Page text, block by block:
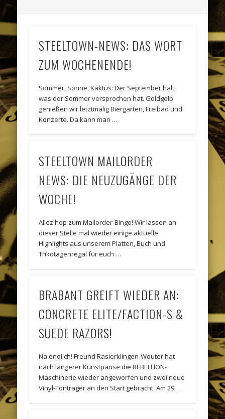
STEELTOWN-NEWS: DAS WORT
ZUM WOCHENENDE!
Sommer, Sonne, Kaktus: Der September hält,
was der Sommer versprochen hat. Goldgelb
genießen wir letztmalig Biergarten, Freibad und
Konzerte. Da kann man …
STEELTOWN MAILORDER
NEWS: DIE NEUZUGÄNGE DER
WOCHE!
Allez hop zum Mailorder-Bingo! Wir lassen an
dieser Stelle mal wieder einige aktuelle
Highlights aus unserem Platten, Buch und
Trikotagenregal für euch …
BRABANT GREIFT WIEDER AN:
CONCRETE ELITE/FACTION-S &
SUEDE RAZORS!
Na endlich! Freund Rasierklingen-Wouter hat
nach längerer Kunstpause die REBELLION-
Maschinerie wieder angeworfen und zwei neue
Vinyl-Tonträger an den Start gebracht. Am 29. …